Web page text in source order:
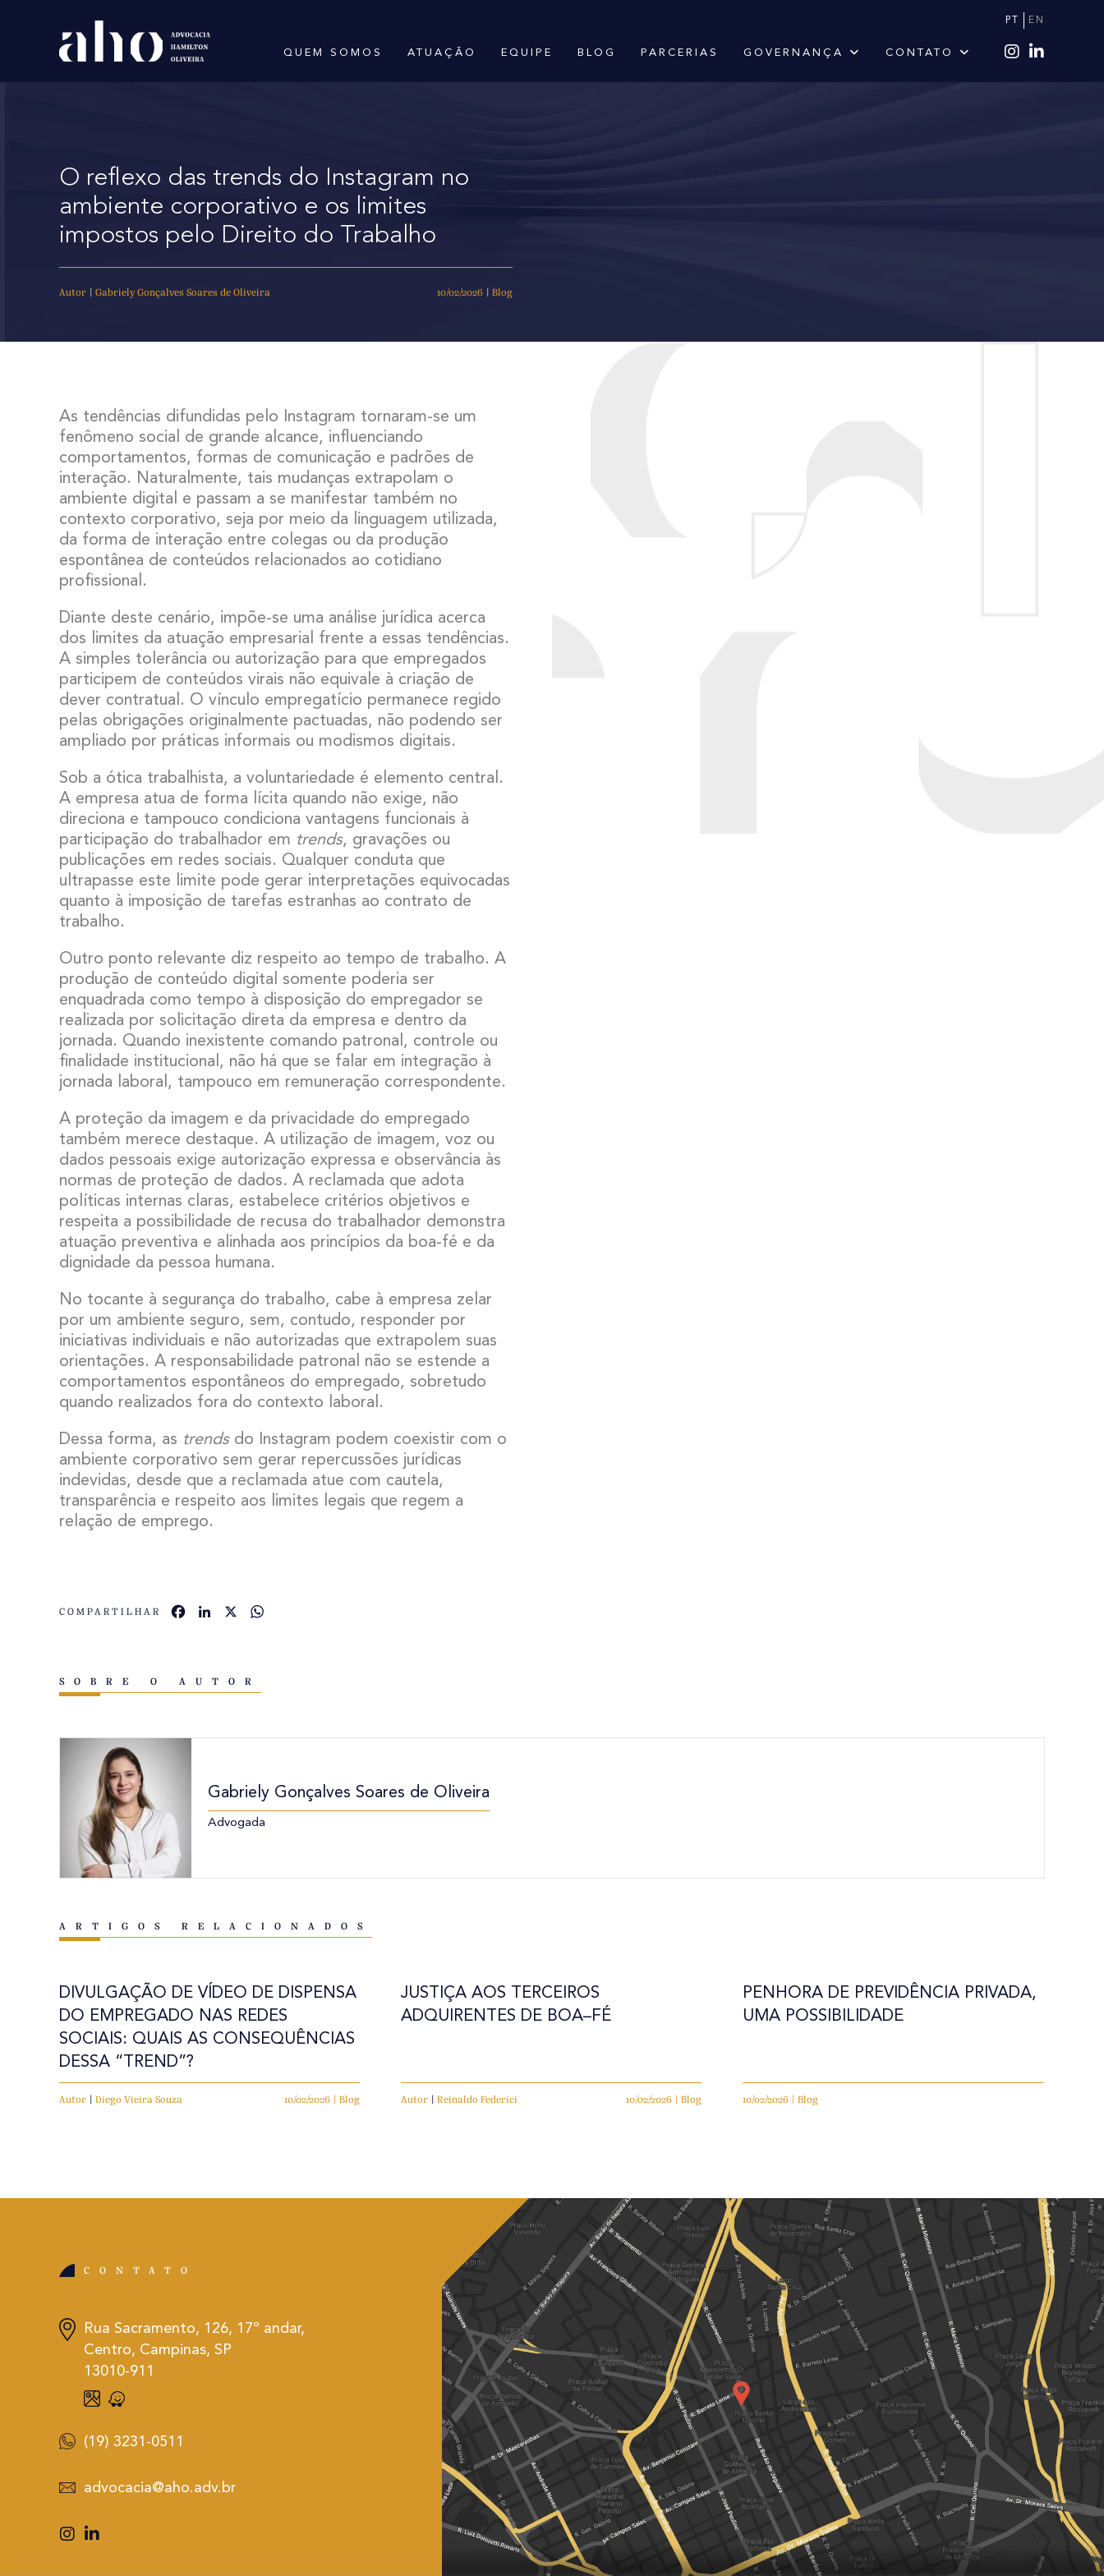
QUEM SOMOS ATUAÇÃO EQUIPE BLOG PARCERIAS GOVERNANÇA CONTATO
PT EN
O reflexo das trends do Instagram no
ambiente corporativo e os limites
impostos pelo Direito do Trabalho
Autor | Gabriely Gonçalves Soares de Oliveira 10/02/2026 | Blog
As tendências difundidas pelo Instagram tornaram-se um
fenômeno social de grande alcance, influenciando
comportamentos, formas de comunicação e padrões de
interação. Naturalmente, tais mudanças extrapolam o
ambiente digital e passam a se manifestar também no
contexto corporativo, seja por meio da linguagem utilizada,
da forma de interação entre colegas ou da produção
espontânea de conteúdos relacionados ao cotidiano
profissional.
Diante deste cenário, impõe-se uma análise jurídica acerca
dos limites da atuação empresarial frente a essas tendências.
A simples tolerância ou autorização para que empregados
participem de conteúdos virais não equivale à criação de
dever contratual. O vínculo empregatício permanece regido
pelas obrigações originalmente pactuadas, não podendo ser
ampliado por práticas informais ou modismos digitais.
Sob a ótica trabalhista, a voluntariedade é elemento central.
A empresa atua de forma lícita quando não exige, não
direciona e tampouco condiciona vantagens funcionais à
participação do trabalhador em trends, gravações ou
publicações em redes sociais. Qualquer conduta que
ultrapasse este limite pode gerar interpretações equivocadas
quanto à imposição de tarefas estranhas ao contrato de
trabalho.
Outro ponto relevante diz respeito ao tempo de trabalho. A
produção de conteúdo digital somente poderia ser
enquadrada como tempo à disposição do empregador se
realizada por solicitação direta da empresa e dentro da
jornada. Quando inexistente comando patronal, controle ou
finalidade institucional, não há que se falar em integração à
jornada laboral, tampouco em remuneração correspondente.
A proteção da imagem e da privacidade do empregado
também merece destaque. A utilização de imagem, voz ou
dados pessoais exige autorização expressa e observância às
normas de proteção de dados. A reclamada que adota
políticas internas claras, estabelece critérios objetivos e
respeita a possibilidade de recusa do trabalhador demonstra
atuação preventiva e alinhada aos princípios da boa-fé e da
dignidade da pessoa humana.
No tocante à segurança do trabalho, cabe à empresa zelar
por um ambiente seguro, sem, contudo, responder por
iniciativas individuais e não autorizadas que extrapolem suas
orientações. A responsabilidade patronal não se estende a
comportamentos espontâneos do empregado, sobretudo
quando realizados fora do contexto laboral.
Dessa forma, as trendsdo Instagram podem coexistir com o
ambiente corporativo sem gerar repercussões jurídicas
indevidas, desde que a reclamada atue com cautela,
transparência e respeito aos limites legais que regem a
relação de emprego.
COMPARTILHAR FacebookLinkedIn
SOBRE O AUTOR
Gabriely Gonçalves Soares de Oliveira
Advogada
ARTIGOS RELACIONADOS
DIVULGAÇÃO DE VÍDEO DE DISPENSA
DO EMPREGADO NAS REDES
SOCIAIS: QUAIS AS CONSEQUÊNCIAS
DESSA “TREND”?
Autor | Diego Vieira Souza 10/02/2026 | Blog
JUSTIÇA AOS TERCEIROS
ADQUIRENTES DE BOA–FÉ
Autor | Reinaldo Federici 10/02/2026 | Blog
PENHORA DE PREVIDÊNCIA PRIVADA,
UMA POSSIBILIDADE
10/02/2026 | Blog
CONTATO
Rua Sacramento, 126, 17º andar,
Centro, Campinas, SP
13010-911
(19) 3231-0511
advocacia@aho.adv.br